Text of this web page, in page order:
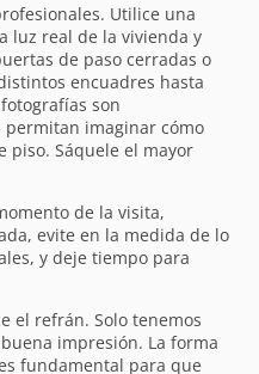
Utilice una
luz real de la vivienda y
de paso cerradas o
encuadres hasta
son
permitan imaginar cómo
piso. Sáquele el mayor
de la visita,
evite en la medida de lo
y deje tiempo para
el refrán. Solo tenemos
impresión. La forma
fundamental para que